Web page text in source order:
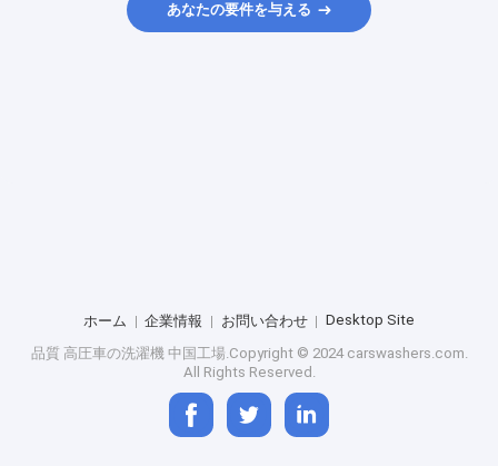
あなたの要件を与える
ホーム 企業情報 お問い合わせ Desktop Site
品質 高圧車の洗濯機 中国工場.Copyright © 2024 carswashers.com.
All Rights Reserved.